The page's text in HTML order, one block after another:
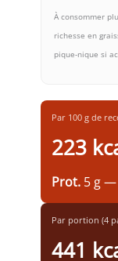
À consommer
richesse en
pique-nique si
Par 100 g de
223
Prot. 5 g —
Par portion (4
441